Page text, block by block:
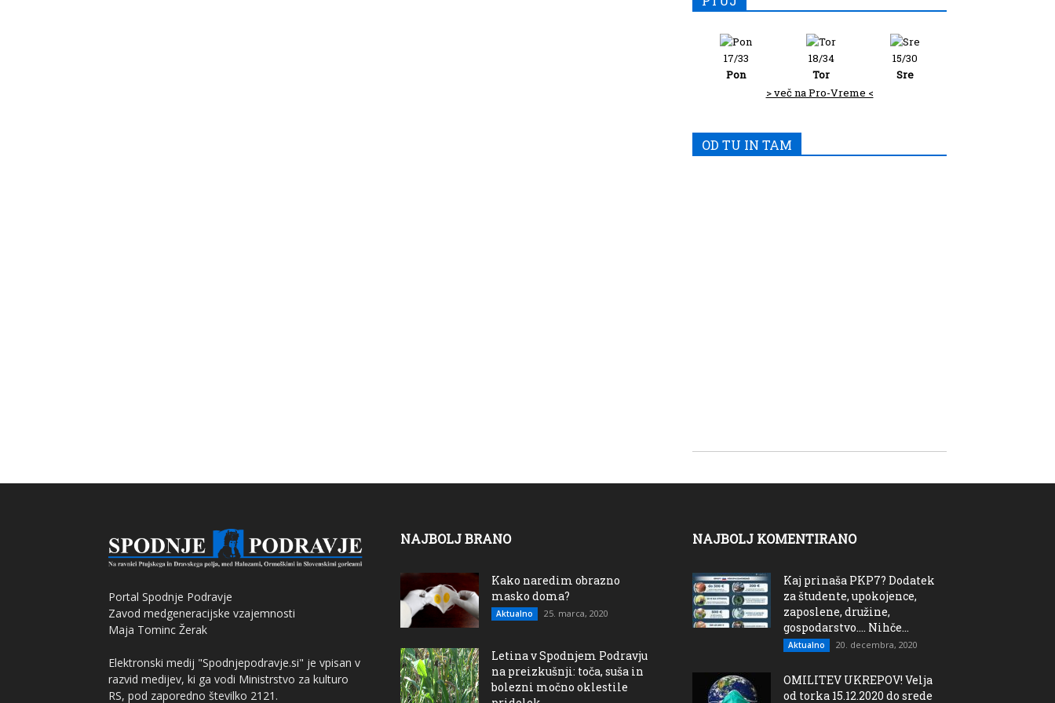
17/33
Pon
18/34
Tor
15/30
Sre
> več na Pro-Vreme <
OD TU IN TAM
Portal Spodnje Podravje
Zavod medgeneracijske vzajemnosti
Maja Tominc Žerak
Elektronski medij "Spodnjepodravje.si" je vpisan v
razvid medijev, ki ga vodi Ministrstvo za kulturo
RS, pod zaporedno številko 2121.
NAJBOLJ BRANO
Kako naredim obrazno
masko doma?
Aktualno 25. marca, 2020
Letina v Spodnjem Podravju
na preizkušnji: toča, suša in
bolezni močno oklestile
NAJBOLJ KOMENTIRANO
Kaj prinaša PKP7? Dodatek
za študente, upokojence,
zaposlene, družine,
gospodarstvo…. Nihče...
Aktualno 20. decembra, 2020
OMILITEV UKREPOV! Velja
od torka 15.12.2020 do srede